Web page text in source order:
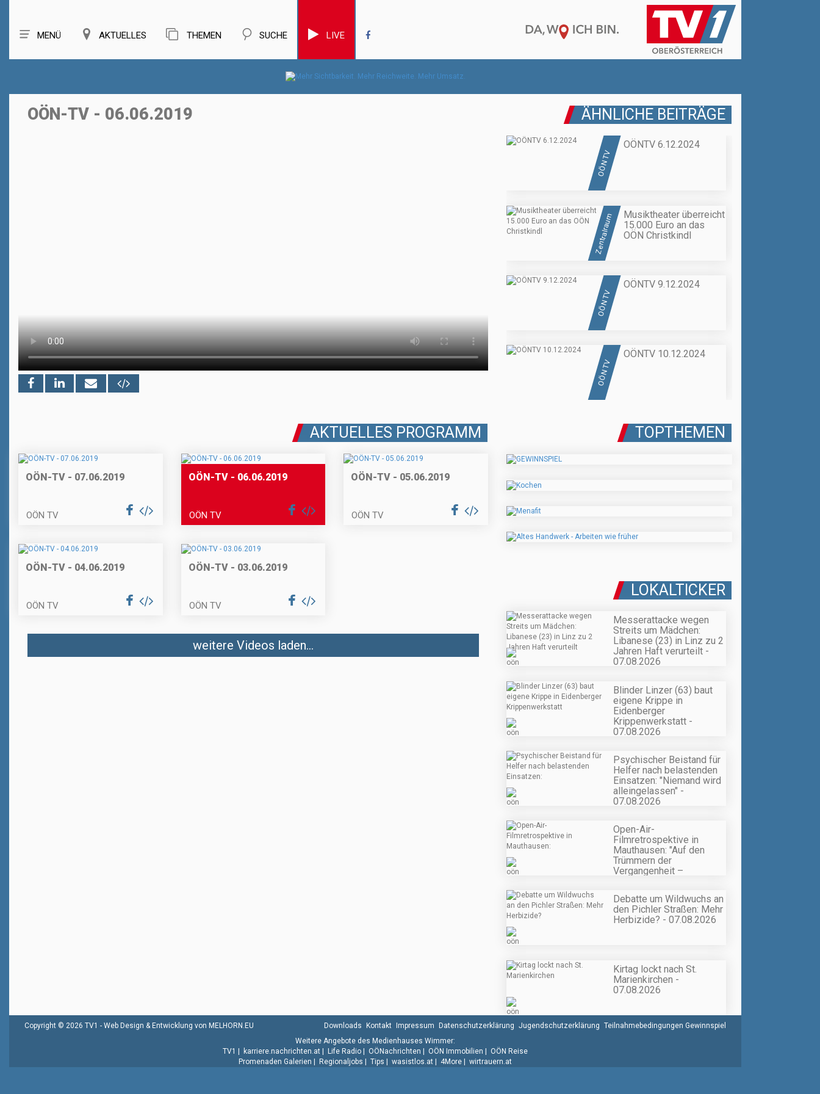
MENÜ AKTUELLES THEMEN SUCHE LIVE
OÖN-TV - 06.06.2019 ÄHNLICHE BEITRÄGE
OÖN TV
OÖNTV 6.12.2024
Zentralraum
Musiktheater überreicht
15.000 Euro an das
OÖN Christkindl
OÖN TV
OÖNTV 9.12.2024
OÖN TV
OÖNTV 10.12.2024
AKTUELLES PROGRAMM
OÖN-TV - 07.06.2019
OÖN TV
OÖN-TV - 06.06.2019
OÖN TV
OÖN-TV - 05.06.2019
OÖN TV
OÖN-TV - 04.06.2019
OÖN TV
OÖN-TV - 03.06.2019
OÖN TV
weitere Videos laden...
TOPTHEMEN
LOKALTICKER
Messerattacke wegen
Streits um Mädchen:
Libanese (23) in Linz zu 2
Jahren Haft verurteilt -
07.08.2026
Blinder Linzer (63) baut
eigene Krippe in
Eidenberger
Krippenwerkstatt -
07.08.2026
Psychischer Beistand für
Helfer nach belastenden
Einsatzen: "Niemand wird
alleingelassen" -
07.08.2026
Open-Air-
Filmretrospektive in
Mauthausen: "Auf den
Trümmern der
Vergangenheit –
Debatte um Wildwuchs an
den Pichler Straßen: Mehr
Herbizide? - 07.08.2026
Kirtag lockt nach St.
Marienkirchen -
07.08.2026
Copyright © 2026 TV1 - Web Design & Entwicklung von MELHORN.EU Downloads Kontakt Impressum Datenschutzerklärung Jugendschutzerklärung Teilnahmebedingungen Gewinnspiel
Weitere Angebote des Medienhauses Wimmer:
TV1 | karriere.nachrichten.at | Life Radio | OÖNachrichten | OÖN Immobilien | OÖN Reise
Promenaden Galerien | Regionaljobs | Tips | wasistlos.at | 4More | wirtrauern.at